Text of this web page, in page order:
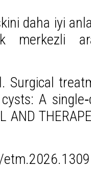
daha iyi
merkezli
Surgical
A
AND